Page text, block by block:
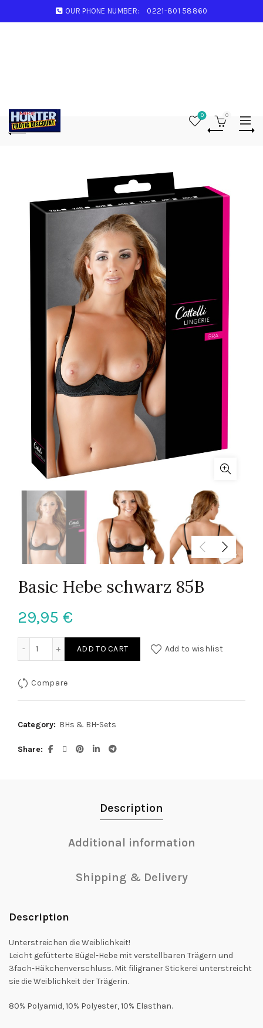
OUR PHONE NUMBER: 0221-801 58860
0 0
Basic Hebe schwarz 85B
29,95 €
Basic Hebe schwarz 85B quantity
ADD TO CART Add to wishlist
Compare
Category: BHs & BH-Sets
Share
Description
Additional information
Shipping & Delivery
Description
Unterstreichen die Weiblichkeit!
Leicht gefütterte Bügel-Hebe mit verstellbaren Trägern und
3fach-Häkchenverschluss. Mit filigraner Stickerei unterstreicht
sie die Weiblichkeit der Trägerin.
80% Polyamid, 10% Polyester, 10% Elasthan.